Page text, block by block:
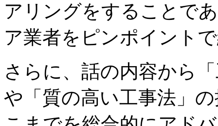
アリングをすることで
ア業者をピンポイント
さらに、話の内容から
や「質の高い工事法」